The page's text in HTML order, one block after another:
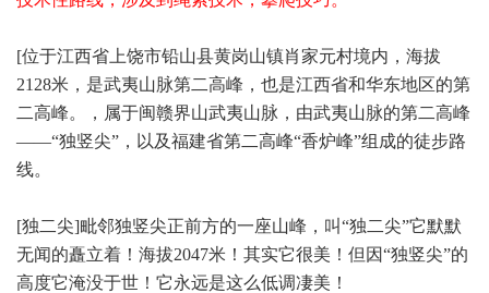
[位于江西省上饶市铅山县黄岗山镇肖家元村境内，海拔
2128米，是武夷山脉第二高峰，也是江西省和华东地区的第
二高峰。
，属于闽赣界山武夷山脉，由武夷山脉的第二高峰
——“独竖尖”，以及福建省第二高峰“香炉峰”组成的徒步路
线。
[独二尖]毗邻独竖尖正前方的一座山峰，叫“独二尖”它默默
无闻的矗立着！海拔2047米！其实它很美！但因“独竖尖”的
高度它淹没于世！它永远是这么低调凄美！